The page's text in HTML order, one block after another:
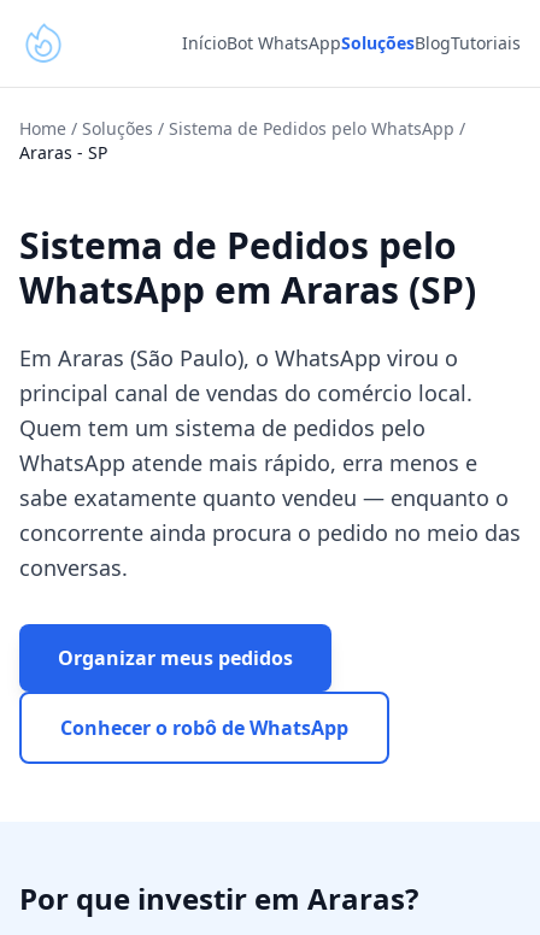
InícioBot WhatsAppSoluçõesBlogTutoriais
Home / Soluções / Sistema de Pedidos pelo WhatsApp /
Araras - SP
Sistema de Pedidos pelo
WhatsApp em Araras (SP)
Em Araras (São Paulo), o WhatsApp virou o
principal canal de vendas do comércio local.
Quem tem um sistema de pedidos pelo
WhatsApp atende mais rápido, erra menos e
sabe exatamente quanto vendeu — enquanto o
concorrente ainda procura o pedido no meio das
conversas.
Organizar meus pedidos
Conhecer o robô de WhatsApp
Por que investir em Araras?